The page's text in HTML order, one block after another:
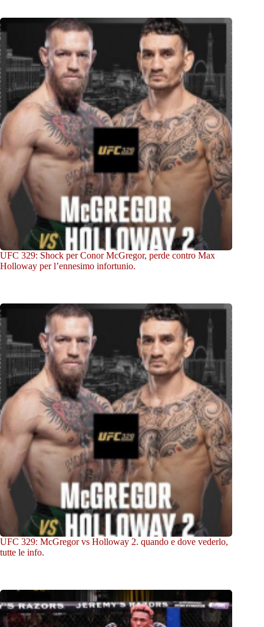
UFC 329: Shock per Conor McGregor, perde contro Max
Holloway per l’ennesimo infortunio.
UFC 329: McGregor vs Holloway 2. quando e dove vederlo,
tutte le info.